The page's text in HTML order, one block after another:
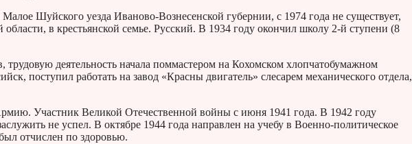
Шуйского уезда Иваново-Вознесенской губернии, с 1974 года не существует,
в крестьянской семье. Русский. В 1934 году окончил школу 2-й ступени (8
трудовую деятельность начала поммастером на Кохомском хлопчатобумажном
поступил работать на завод «Красны двигатель» слесарем механического отдела,
Участник Великой Отечественной войны с июня 1941 года. В 1942 году
не успел. В октябре 1944 года направлен на учебу в Военно-политическое
отчислен по здоровью.